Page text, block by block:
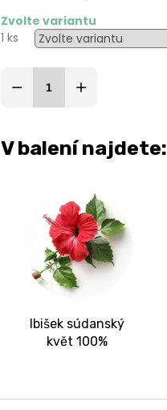
Zvolte variantu
1 ks
V balení najdete:
Ibišek súdanský
květ 100%